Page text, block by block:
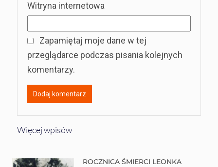
Witryna internetowa
Zapamiętaj moje dane w tej
przeglądarce podczas pisania kolejnych
komentarzy.
Więcej wpisów
ROCZNICA ŚMIERCI LEONKA